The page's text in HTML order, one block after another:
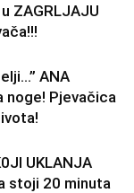
ZAGRLJAJU
ANA
noge! Pjevačica
UKLANJA
stoji 20 minuta